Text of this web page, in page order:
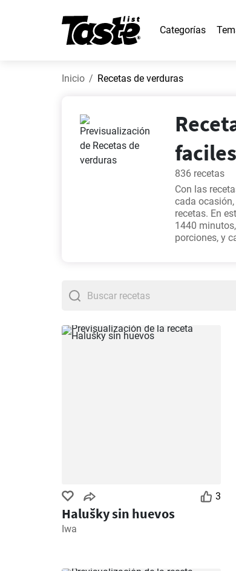
Categorías
Inicio Recetas de verduras
faciles
836 recetas
Con las
cada
recetas. En
1440
porciones, y
3
Halušky sin huevos
Iwa